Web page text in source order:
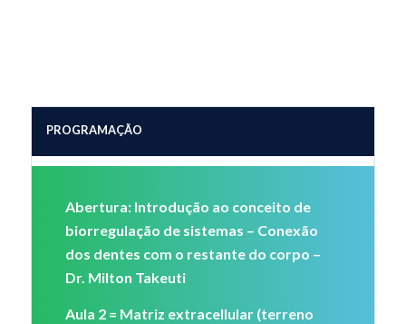
PROGRAMAÇÃO
Abertura: Introdução ao conceito de
biorregulação de sistemas – Conexão
dos dentes com o restante do corpo –
Dr. Milton Takeuti
Aula 2 = Matriz extracellular (terreno